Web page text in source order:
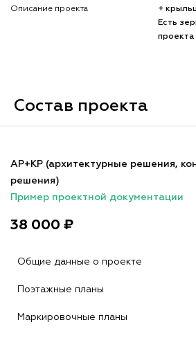
Описание проекта
+
Есть
проекта
Состав проекта
АР+КР (архитектурные решения,
решения)
Пример проектной документации
38 000 ₽
Общие данные о проекте
Поэтажные планы
Маркировочные планы